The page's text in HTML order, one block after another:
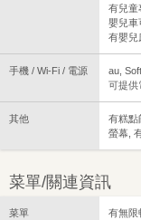
有兒童
嬰兒車
有嬰兒
手機 / Wi-Fi / 電源
au,
可提供
其他
有糕點
螢幕,
菜單/關連資訊
菜單
有無限